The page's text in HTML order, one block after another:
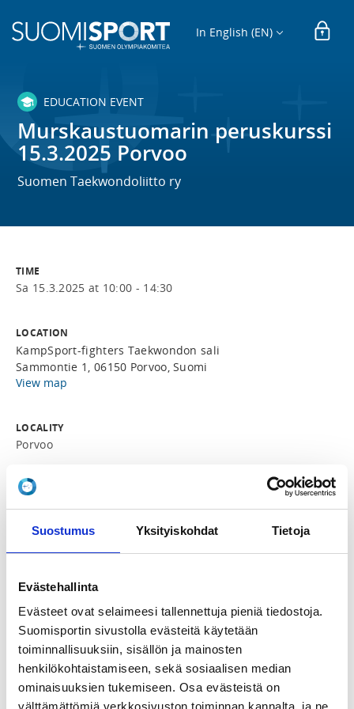
Suostumus Yksityiskohdat Tietoja
Evästehallinta
Evästeet ovat selaimeesi tallennettuja pieniä tiedostoja.
Suomisportin sivustolla evästeitä käytetään
toiminnallisuuksiin, sisällön ja mainosten
henkilökohtaistamiseen, sekä sosiaalisen median
ominaisuuksien tukemiseen. Osa evästeistä on
välttämättömiä verkkosivuston toiminnan kannalta, ja ne
In English (EN)
EDUCATION EVENT
Murskaustuomarin peruskurssi
15.3.2025 Porvoo
Suomen Taekwondoliitto ry
TIME
Sa 15.3.2025 at 10:00 - 14:30
LOCATION
KampSport-fighters Taekwondon sali
Sammontie 1, 06150 Porvoo, Suomi
View map
LOCALITY
Porvoo
SPORTS
Taekwondo
REGISTRATION PERIOD
PRICE
Murskaustuomarin peruskurssi 60,00 €
ADDITIONAL INFORMATION
Kristian Holmberg